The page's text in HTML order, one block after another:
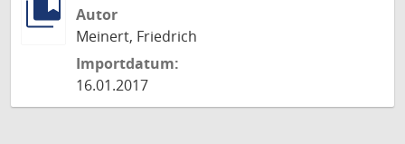
Autor
Meinert, Friedrich
Importdatum:
16.01.2017